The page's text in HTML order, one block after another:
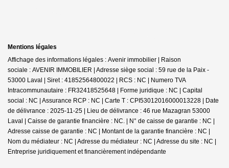
Mentions légales
Affichage des informations légales : Avenir immobilier | Raison
sociale : AVENIR IMMOBILIER | Adresse siège social : 59 rue de la Paix -
53000 Laval | Siret : 41852564800022 | RCS : NC | Numero TVA
Intracommunautaire : FR32418525648 | Forme juridique : NC | Capital
social : NC | Assurance RCP : NC | Carte T : CPI53012016000013228 | Date
de délivrance : 2025-11-25 | Lieu de délivrance : 46 rue Mazagran 53000
Laval | Caisse de garantie financière : NC. | N° de caisse de garantie : NC |
Adresse caisse de garantie : NC | Montant de la garantie financière : NC |
Nom du médiateur : NC | Adresse du médiateur : NC | Adresse du site : NC |
Entreprise juridiquement et financièrement indépendante